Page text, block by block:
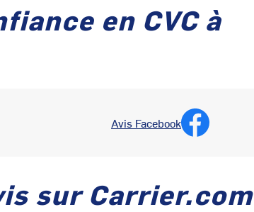
en CVC à
Avis Facebook
sur Carrier.com